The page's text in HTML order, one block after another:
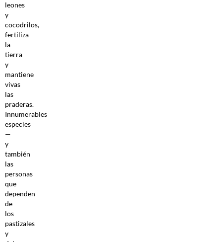
leones
y
cocodrilos,
fertiliza
la
tierra
y
mantiene
vivas
las
praderas.
Innumerables
especies
—
y
también
las
personas
que
dependen
de
los
pastizales
y